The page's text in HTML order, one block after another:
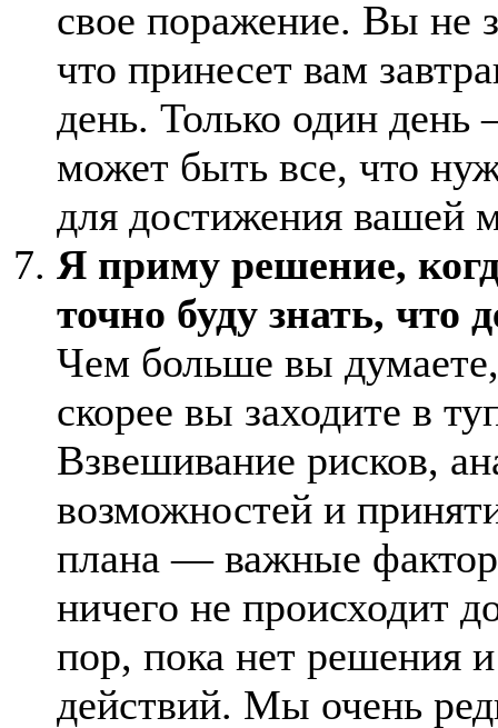
свое поражение. Вы не
что принесет вам
день. Только один день
может быть все, что
для достижения вашей
Я приму решение,
точно буду знать, что
Чем больше вы
скорее вы заходите в
Взвешивание рисков,
возможностей и
плана — важные
ничего не происходит
пор, пока нет решения и
действий. Мы очень